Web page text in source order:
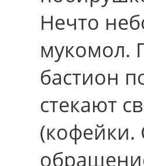
Нечто
мукомол.
бастион
стекают
(кофейки.